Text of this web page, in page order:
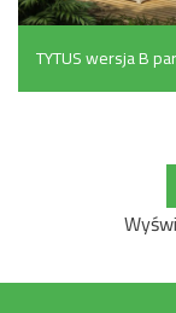
TYTUS wersja B